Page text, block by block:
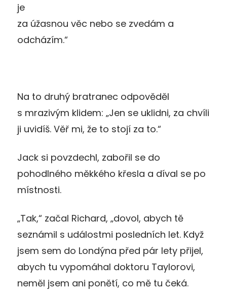
je
za úžasnou věc nebo se zvedám a
odcházím.“
Na to druhý bratranec odpověděl
s mrazivým klidem: „Jen se uklidni, za chvíli
ji uvidíš. Věř mi, že to stojí za to.“
Jack si povzdechl, zabořil se do
pohodlného měkkého křesla a díval se po
místnosti.
„Tak,“ začal Richard, „dovol, abych tě
seznámil s událostmi posledních let. Když
jsem sem do Londýna před pár lety přijel,
abych tu vypomáhal doktoru Taylorovi,
neměl jsem ani ponětí, co mě tu čeká.